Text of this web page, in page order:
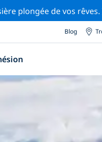
plongée de vos rêves.
Blog